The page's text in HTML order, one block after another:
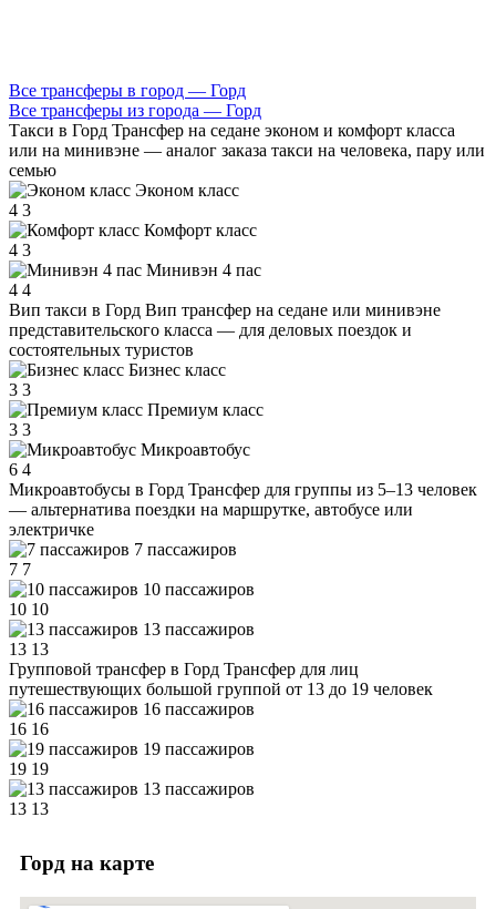
Все трансферы в город — Горд
Все трансферы из города — Горд
Такси в Горд Трансфер на седане эконом и комфорт класса
или на минивэне — аналог заказа такси на человека, пару или
семью
Эконом класс
4 3
Комфорт класс
4 3
Минивэн 4 пас
4 4
Вип такси в Горд Вип трансфер на седане или минивэне
представительского класса — для деловых поездок и
состоятельных туристов
Бизнес класс
3 3
Премиум класс
3 3
Микроавтобус
6 4
Микроавтобусы в Горд Трансфер для группы из 5–13 человек
— альтернатива поездки на маршрутке, автобусе или
электричке
7 пассажиров
7 7
10 пассажиров
10 10
13 пассажиров
13 13
Групповой трансфер в Горд Трансфер для лиц
путешествующих большой группой от 13 до 19 человек
16 пассажиров
16 16
19 пассажиров
19 19
13 пассажиров
13 13
Горд на карте